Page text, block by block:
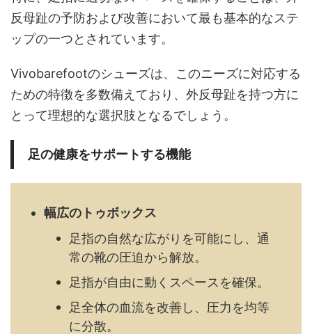
反母趾の予防および改善において最も基本的なステ
ップの一つとされています。
Vivobarefootのシューズは、このニーズに対応する
ための特徴を多数備えており、外反母趾を持つ方に
とって理想的な選択肢となるでしょう。
足の健康をサポートする機能
幅広のトゥボックス
足指の自然な広がりを可能にし、通
常の靴の圧迫から解放。
足指が自由に動くスペースを確保。
足全体の血流を改善し、圧力を均等
に分散。